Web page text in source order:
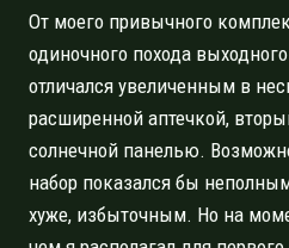
От моего привычного
одиночного похода
отличался увеличенным в
расширенной аптечкой,
солнечной панелью.
набор показался бы
хуже, избыточным. Но на